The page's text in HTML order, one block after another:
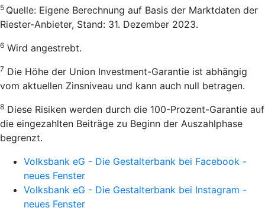
5 Quelle: Eigene Berechnung auf Basis der Marktdaten der
Riester-Anbieter, Stand: 31. Dezember 2023.
6 Wird angestrebt.
7 Die Höhe der Union Investment-Garantie ist abhängig
vom aktuellen Zinsniveau und kann auch null betragen.
8 Diese Risiken werden durch die 100-Prozent-Garantie auf
die eingezahlten Beiträge zu Beginn der Auszahlphase
begrenzt.
Volksbank eG - Die Gestalterbank bei Facebook -
neues Fenster
Volksbank eG - Die Gestalterbank bei Instagram -
neues Fenster